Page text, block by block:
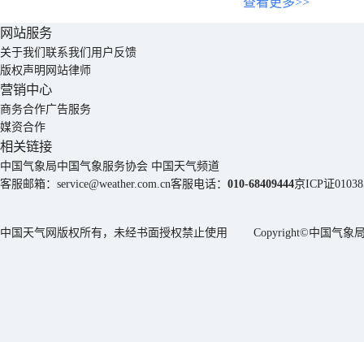
网站服务
关于我们 联系我们 用户反馈
版权声明 网站律师
营销中心
商务合作广告服务
媒资合作
相关链接
中国气象局中国气象服务协会 中国天气频道
客服邮箱： service@weather.com.cn客服电话： 010-68409444京ICP证
中国天气网版权所有，未经书面授权禁止使用 Copyright©中国气象